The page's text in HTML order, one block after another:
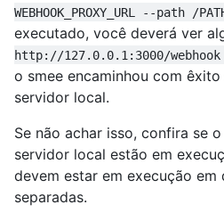
WEBHOOK_PROXY_URL --path /
executado, você deverá ver
http://127.0.0.1:3000/
o smee encaminhou com
servidor local.
Se não achar isso, confira se
servidor local estão em
devem estar em execução em
separadas.